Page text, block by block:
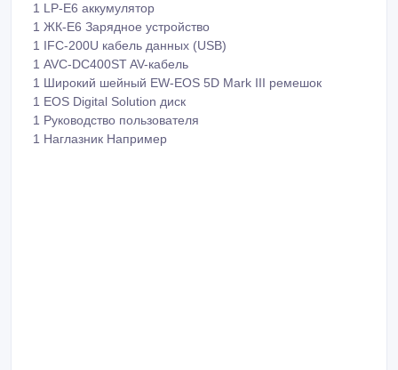
1 LP-E6 аккумулятор
1 ЖК-E6 Зарядное устройство
1 IFC-200U кабель данных (USB)
1 AVC-DC400ST AV-кабель
1 Широкий шейный EW-EOS 5D Mark III ремешок
1 EOS Digital Solution диск
1 Руководство пользователя
1 Наглазник Например